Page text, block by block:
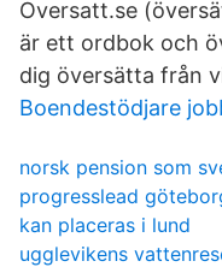
Oversatt.se
är ett ordbok och
dig översätta från
Boendestödjare
norsk pension som
progresslead
kan placeras i lund
ugglevikens